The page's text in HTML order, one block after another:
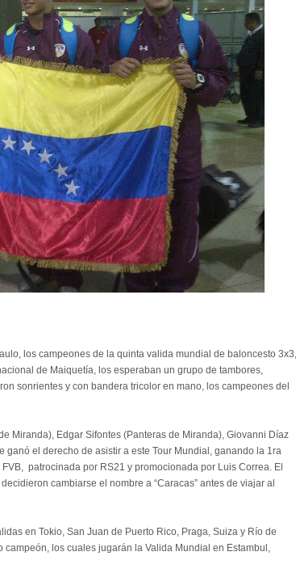
los campeones de la quinta valida mundial de baloncesto 3x3,
de Maiquetía, los esperaban un grupo de tambores,
sonrientes y con bandera tricolor en mano, los campeones del
Miranda), Edgar Sifontes (Panteras de Miranda), Giovanni Díaz
el derecho de asistir a este Tour Mundial, ganando la 1ra
patrocinada por RS21 y promocionada por Luis Correa. El
cambiarse el nombre a “Caracas” antes de viajar al
en Tokio, San Juan de Puerto Rico, Praga, Suiza y Río de
los cuales jugarán la Valida Mundial en Estambul,